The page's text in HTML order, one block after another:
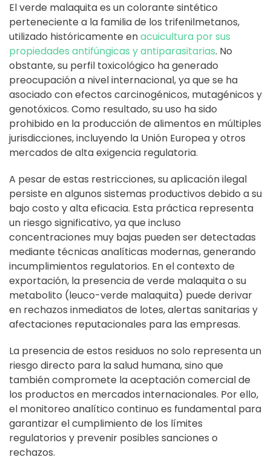
El verde malaquita es un colorante sintético
perteneciente a la familia de los trifenilmetanos,
utilizado históricamente enacuicultura por sus
propiedades antifúngicas y antiparasitarias. No
obstante, su perfil toxicológico ha generado
preocupación a nivel internacional, ya que se ha
asociado con efectos carcinogénicos, mutagénicos y
genotóxicos. Como resultado, su uso ha sido
prohibido en la producción de alimentos en múltiples
jurisdicciones, incluyendo la Unión Europea y otros
mercados de alta exigencia regulatoria.
A pesar de estas restricciones, su aplicación ilegal
persiste en algunos sistemas productivos debido a su
bajo costo y alta eficacia. Esta práctica representa
un riesgo significativo, ya que incluso
concentraciones muy bajas pueden ser detectadas
mediante técnicas analíticas modernas, generando
incumplimientos regulatorios. En el contexto de
exportación, la presencia de verde malaquita o su
metabolito (leuco-verde malaquita) puede derivar
en rechazos inmediatos de lotes, alertas sanitarias y
afectaciones reputacionales para las empresas.
La presencia de estos residuos no solo representa un
riesgo directo para la salud humana, sino que
también compromete la aceptación comercial de
los productos en mercados internacionales. Por ello,
el monitoreo analítico continuo es fundamental para
garantizar el cumplimiento de los límites
regulatorios y prevenir posibles sanciones o
rechazos.